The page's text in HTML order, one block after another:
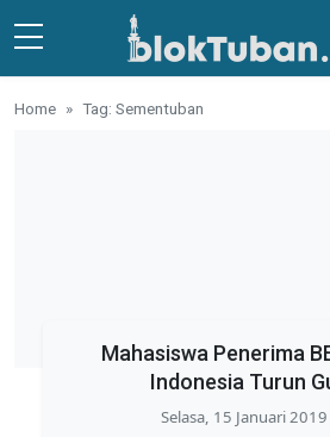
Skip to main content
Home Tag: Sementuban
Mahasiswa Penerima
Indonesia Turun
Selasa, 15 Januari